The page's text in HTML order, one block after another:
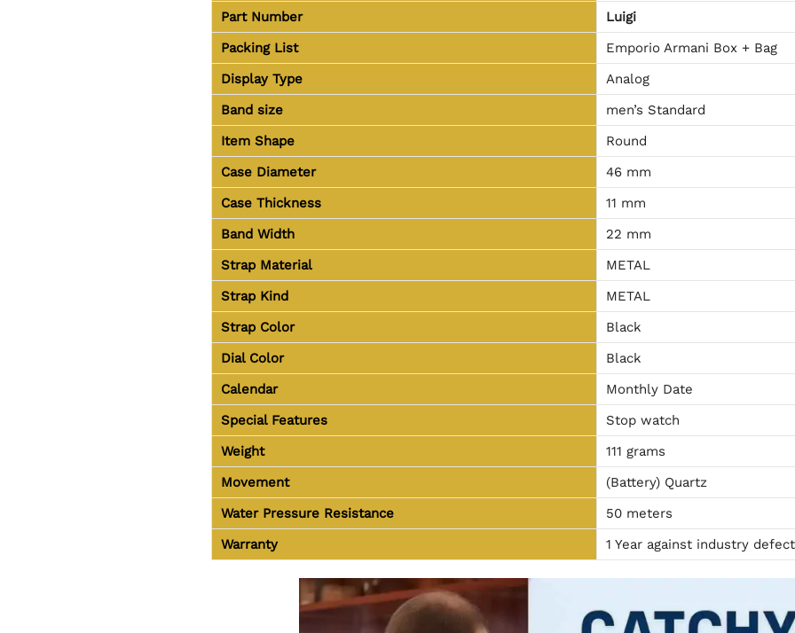
Part Number
Luigi
Packing List
Emporio Armani Box + Bag
Display Type
Analog
Band size
men’s Standard
Item Shape
Round
Case Diameter
46 mm
Case Thickness
11 mm
Band Width
22 mm
Strap Material
METAL
Strap Kind
METAL
Strap Color
Black
Dial Color
Black
Calendar
Monthly Date
Special Features
Stop watch
Weight
111 grams
Movement
(Battery) Quartz
Water Pressure Resistance
50 meters
Warranty
1 Year against industry